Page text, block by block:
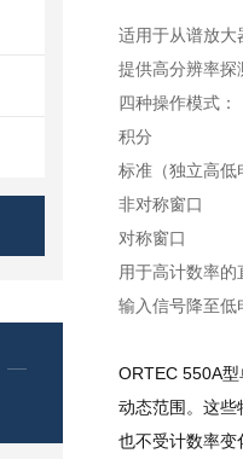
适用于从谱放大
提供高分辨率探
四种操作模式：
积分
标准（独立高低
非对称窗口
对称窗口
用于高计数率的
输入信号降至低
ORTEC 550A型
动态范围。这些
也不受计数率变